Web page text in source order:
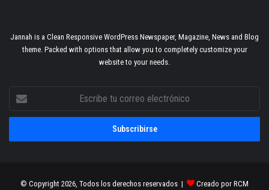
Jannah is a Clean Responsive WordPress Newspaper, Magazine, News and Blog
theme. Packed with options that allow you to completely customize your
website to your needs.
Escribe
correo
© Copyright 2026, Todos los derechos reservados | Creado por RCM